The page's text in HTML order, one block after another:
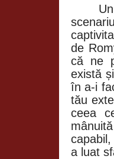
de
că ne
există
în a-i
tău
ceea
a luat